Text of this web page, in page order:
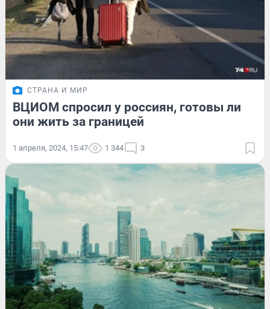
СТРАНА И МИР
ВЦИОМ спросил у россиян, готовы ли
они жить за границей
1 апреля, 2024, 15:47 1 344 3